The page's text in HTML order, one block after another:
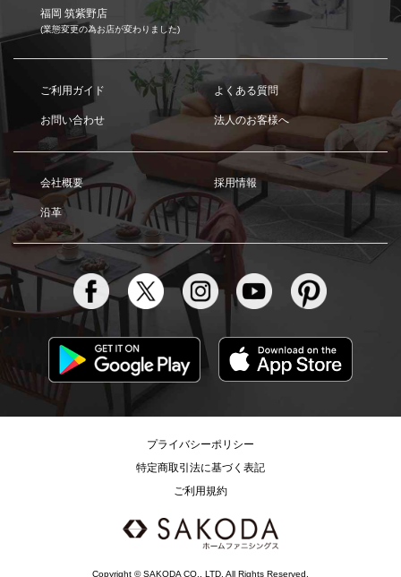
福岡 筑紫野店
(業態変更の為お店が変わりました)
ご利用ガイド よくある質問
お問い合わせ 法人のお客様へ
会社概要 採用情報
沿革
プライバシーポリシー
特定商取引法に基づく表記
ご利用規約
Copyright © SAKODA CO., LTD. All Rights Reserved.